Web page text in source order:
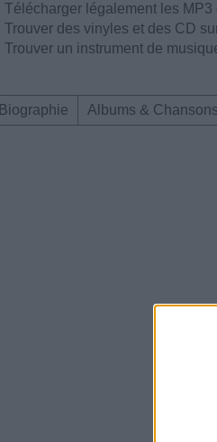
Télécharger légalement les MP3
Trouver des vinyles et des CD
Trouver un instrument de
Biographie Albums & Chansons